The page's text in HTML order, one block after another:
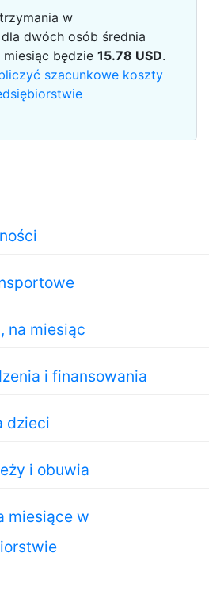
na miesiąc
i finansowania
dzieci
i obuwia
miesiące w
w
dwóch osób średnia
będzie 15.78 USD.
szacunkowe koszty